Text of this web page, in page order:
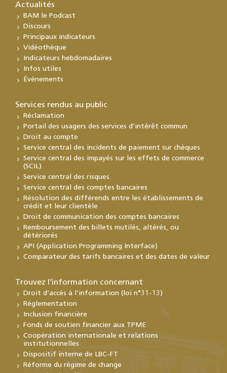
Actualités
BAM le Podcast
Discours
Principaux indicateurs
Vidéothèque
Indicateurs hebdomadaires
Infos utiles
Événements
Services rendus au public
Réclamation
Portail des usagers des services d’intérêt commun
Droit au compte
Service central des incidents de paiement sur chèques
Service central des impayés sur les effets de commerce
(SCIL)
Service central des risques
Service central des comptes bancaires
Résolution des différends entre les établissements de
crédit et leur clientèle
Droit de communication des comptes bancaires
Remboursement des billets mutilés, altérés, ou
détériorés
API (Application Programming Interface)
Comparateur des tarifs bancaires et des dates de valeur
Trouvez l’information concernant
Droit d’accès à l’information (loi n°31-13)
Réglementation
Inclusion financière
Fonds de soutien financier aux TPME
Coopération internationale et relations
institutionnelles
Dispositif interne de LBC-FT
Réforme du régime de change